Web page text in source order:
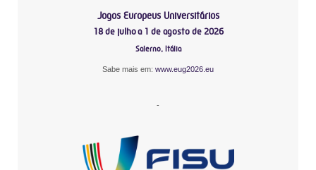
Jogos Europeus Universitários
18 de julho a 1 de agosto de 2026
Salerno, Itália
Sabe mais em: www.eug2026.eu
-